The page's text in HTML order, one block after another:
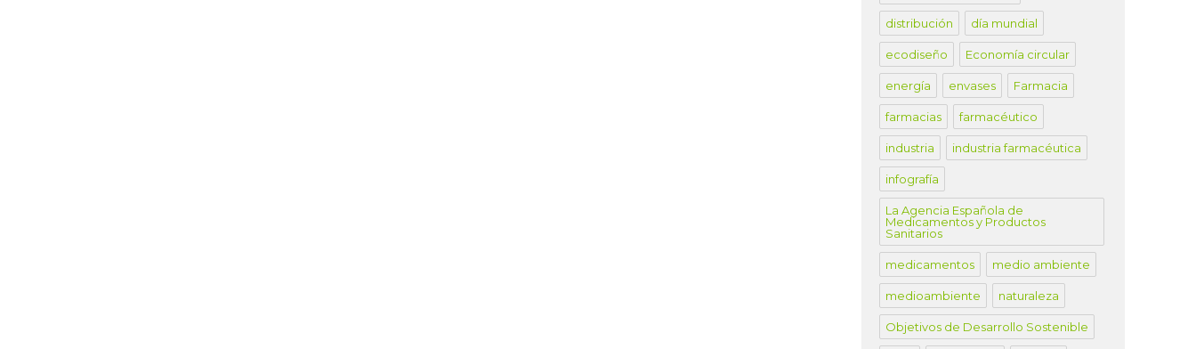
distribución día mundial
ecodiseño Economía circular
energía envases Farmacia
farmacias farmacéutico
industria industria farmacéutica
infografía
La Agencia Española de
Medicamentos y Productos
Sanitarios
medicamentos medio ambiente
medioambiente naturaleza
Objetivos de Desarrollo Sostenible